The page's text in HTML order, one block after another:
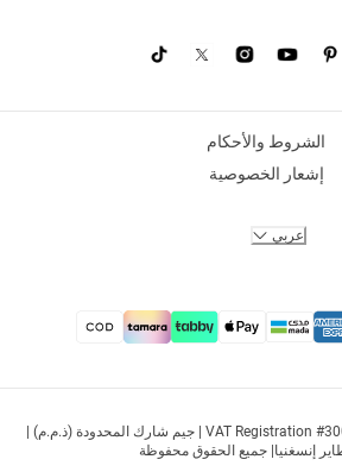
© 2026 | VAT Registration #300099496800003 | جيم شارك المحدودة (ذ.م.م) |
إنسغنيا| جميع الحقوق محفوظة
الشروط والأحكام
إشعار الخصوصية
عربي